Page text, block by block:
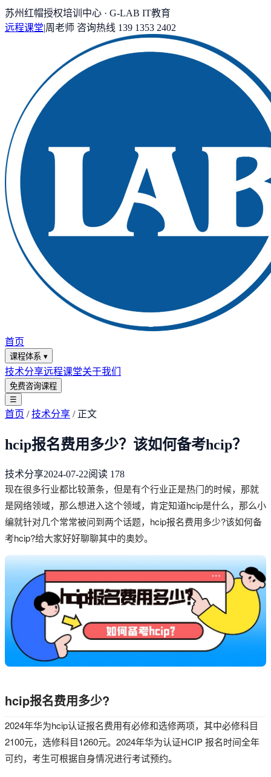
苏州红帽授权培训中心 · G-LAB IT教育
远程课堂|周老师 咨询热线 139 1353 2402
首页
课程体系 ▾
技术分享远程课堂关于我们
免费咨询课程
☰
首页 /技术分享 / 正文
hcip报名费用多少？该如何备考hcip？
技术分享2024-07-22阅读 178
现在很多行业都比较萧条，但是有个行业正是热门的时候，那就
是网络领域，那么想进入这个领域，肯定知道hcip是什么，那么小
编就针对几个常常被问到两个话题，hcip报名费用多少?该如何备
考hcip?给大家好好聊聊其中的奥妙。
hcip报名费用多少?
2024年华为hcip认证报名费用有必修和选修两项，其中必修科目
2100元，选修科目1260元。2024年华为认证HCIP 报名时间全年
可约，考生可根据自身情况进行考试预约。